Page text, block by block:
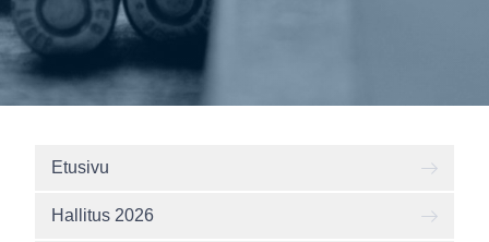
Etusivu
Hallitus 2026